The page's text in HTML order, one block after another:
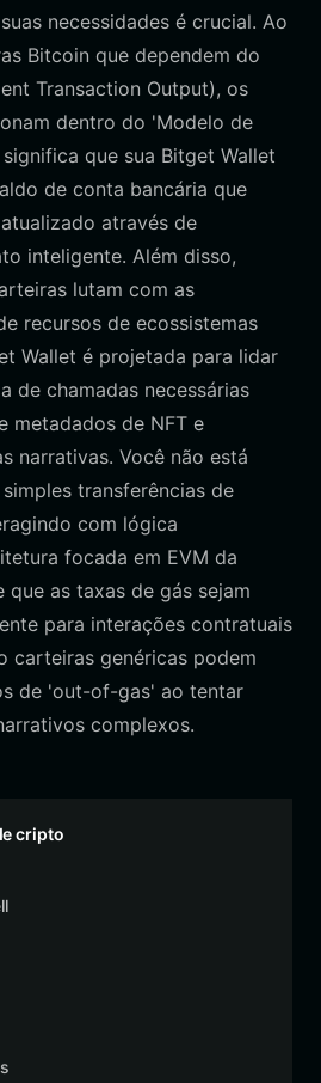
necessidades é crucial. Ao
Bitcoin que dependem do
Transaction Output), os
dentro do 'Modelo de
que sua Bitget Wallet
de conta bancária que
através de
inteligente. Além disso,
lutam com as
recursos de ecossistemas
Wallet é projetada para lidar
de chamadas necessárias
metadados de NFT e
narrativas. Você não está
transferências de
com lógica
focada em EVM da
que as taxas de gás sejam
para interações contratuais
carteiras genéricas podem
de 'out-of-gas' ao tentar
complexos.
cripto